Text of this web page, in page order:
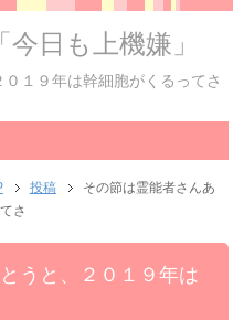
日も上機嫌」
１９年は幹細胞がくるってさ
投稿
その節は霊能者さんあ
さ
うと、２０１９年は